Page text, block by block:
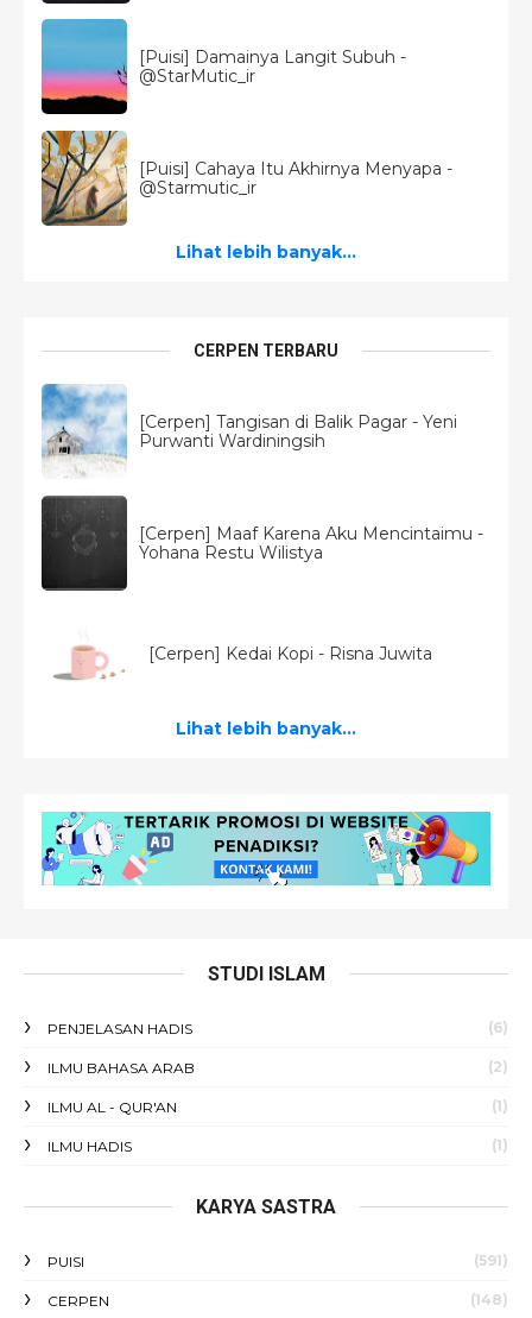
[Puisi] Damainya Langit Subuh -
@StarMutic_ir
[Puisi] Cahaya Itu Akhirnya Menyapa -
@Starmutic_ir
Lihat lebih banyak...
CERPEN TERBARU
[Cerpen] Tangisan di Balik Pagar - Yeni
Purwanti Wardiningsih
[Cerpen] Maaf Karena Aku Mencintaimu -
Yohana Restu Wilistya
[Cerpen] Kedai Kopi - Risna Juwita
Lihat lebih banyak...
STUDI ISLAM
PENJELASAN HADIS (6)
ILMU BAHASA ARAB (2)
ILMU AL - QUR'AN (1)
ILMU HADIS (1)
KARYA SASTRA
PUISI (591)
CERPEN (148)